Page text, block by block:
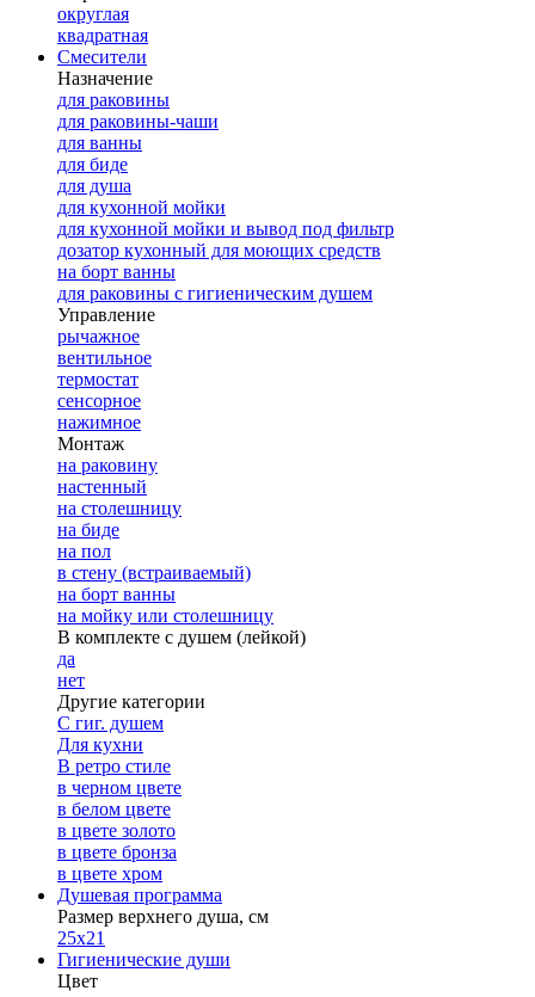
округлая
квадратная
Смесители
Назначение
для раковины
для раковины-чаши
для ванны
для биде
для душа
для кухонной мойки
для кухонной мойки и вывод под фильтр
дозатор кухонный для моющих средств
на борт ванны
для раковины с гигиеническим душем
Управление
рычажное
вентильное
термостат
сенсорное
нажимное
Монтаж
на раковину
настенный
на столешницу
на биде
на пол
в стену (встраиваемый)
на борт ванны
на мойку или столешницу
В комплекте с душем (лейкой)
да
нет
Другие категории
С гиг. душем
Для кухни
В ретро стиле
в черном цвете
в белом цвете
в цвете золото
в цвете бронза
в цвете хром
Душевая программа
Размер верхнего душа, см
25х21
Гигиенические души
Цвет